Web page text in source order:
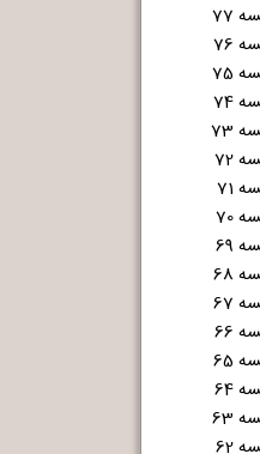
77
76
75
74
73
72
71
70
69
68
67
66
65
64
63
62